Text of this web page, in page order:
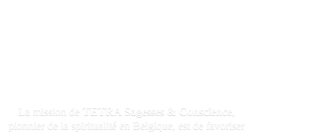
La mission deTETRA Sagesses & Conscience
pionnier de la spiritualité en Belgique, est de favoriser